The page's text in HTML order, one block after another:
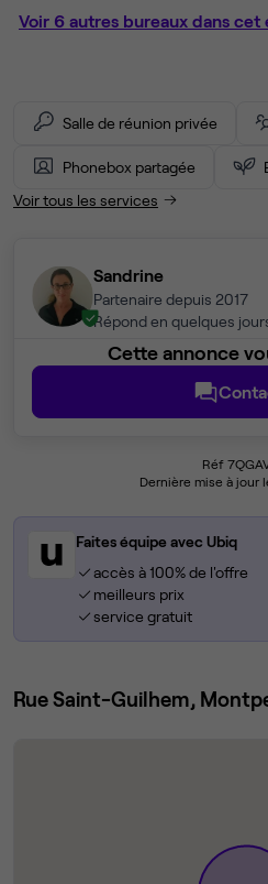
Voir 6 autres bureaux dans cet
Salle de réunion privée
Phonebox partagée
Voir tous les services
Sandrine
Partenaire depuis 2017
Répond en quelques
Cette annonce
Réf
Dernière mise à jour
Faites équipe avec Ubiq
accès à 100% de l'offre
meilleurs prix
service gratuit
Rue Saint-Guilhem,